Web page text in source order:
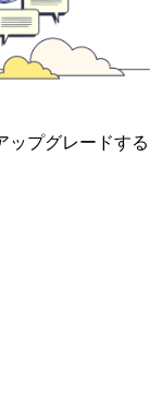
ップグレードする